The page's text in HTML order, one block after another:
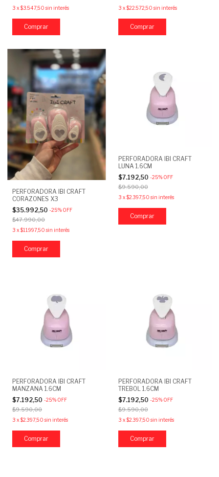
3 x$3.547,50 sin interés 3 x$22.572,50 sin interés
PERFORADORA IBI CRAFT
CORAZONES X3
$35.992,50 -25% OFF
$47.990,00
3 x$11.997,50 sin interés
PERFORADORA IBI CRAFT
LUNA 1.6CM
$7.192,50 -25% OFF
$9.590,00
3 x$2.397,50 sin interés
PERFORADORA IBI CRAFT
MANZANA 1.6CM
$7.192,50 -25% OFF
$9.590,00
3 x$2.397,50 sin interés
PERFORADORA IBI CRAFT
TREBOL 1.6CM
$7.192,50 -25% OFF
$9.590,00
3 x$2.397,50 sin interés